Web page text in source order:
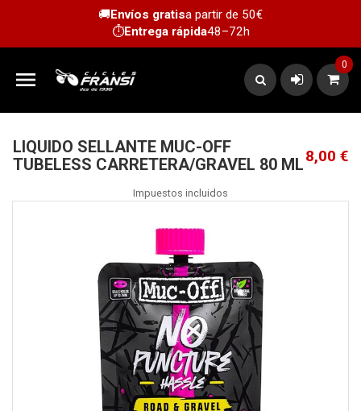
🚚Envíos gratisa partir de 50€
⏱️Entrega rápida48–72h

0
LIQUIDO SELLANTE MUC-OFF
TUBELESS CARRETERA/GRAVEL 80 ML8,00 €
Impuestos incluidos